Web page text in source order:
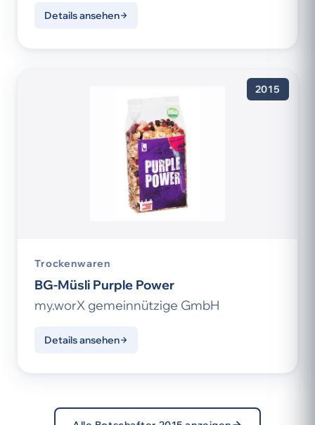
Details ansehen
2015
Trockenwaren
BG-Müsli Purple Power
my.worX gemeinnützige GmbH
Details ansehen